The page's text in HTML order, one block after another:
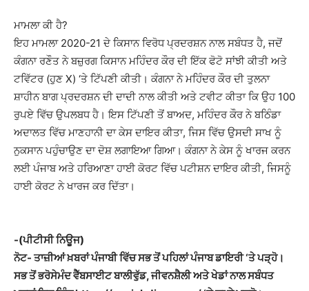
ਮਾਮਲਾ ਕੀ ਹੈ?
ਇਹ ਮਾਮਲਾ 2020-21 ਦੇ ਕਿਸਾਨ ਵਿਰੋਧ ਪ੍ਰਦਰਸ਼ਨ ਨਾਲ ਸਬੰਧਤ ਹੈ, ਜਦੋਂ
ਕੰਗਨਾ ਰਣੌਤ ਨੇ ਬਜ਼ੁਰਗ ਕਿਸਾਨ ਮਹਿੰਦਰ ਕੌਰ ਦੀ ਇੱਕ ਫੋਟੋ ਸਾਂਝੀ ਕੀਤੀ ਅਤੇ
ਟਵਿੱਟਰ (ਹੁਣ X) ‘ਤੇ ਟਿੱਪਣੀ ਕੀਤੀ। ਕੰਗਨਾ ਨੇ ਮਹਿੰਦਰ ਕੌਰ ਦੀ ਤੁਲਨਾ
ਸ਼ਾਹੀਨ ਬਾਗ ਪ੍ਰਦਰਸ਼ਨ ਦੀ ਦਾਦੀ ਨਾਲ ਕੀਤੀ ਅਤੇ ਟਵੀਟ ਕੀਤਾ ਕਿ ਉਹ 100
ਰੁਪਏ ਵਿੱਚ ਉਪਲਬਧ ਹੈ। ਇਸ ਟਿੱਪਣੀ ਤੋਂ ਬਾਅਦ, ਮਹਿੰਦਰ ਕੌਰ ਨੇ ਬਠਿੰਡਾ
ਅਦਾਲਤ ਵਿੱਚ ਮਾਣਹਾਨੀ ਦਾ ਕੇਸ ਦਾਇਰ ਕੀਤਾ, ਜਿਸ ਵਿੱਚ ਉਸਦੀ ਸਾਖ ਨੂੰ
ਨੁਕਸਾਨ ਪਹੁੰਚਾਉਣ ਦਾ ਦੋਸ਼ ਲਗਾਇਆ ਗਿਆ। ਕੰਗਨਾ ਨੇ ਕੇਸ ਨੂੰ ਖਾਰਜ ਕਰਨ
ਲਈ ਪੰਜਾਬ ਅਤੇ ਹਰਿਆਣਾ ਹਾਈ ਕੋਰਟ ਵਿੱਚ ਪਟੀਸ਼ਨ ਦਾਇਰ ਕੀਤੀ, ਜਿਸਨੂੰ
ਹਾਈ ਕੋਰਟ ਨੇ ਖਾਰਜ ਕਰ ਦਿੱਤਾ।
-(ਪੀਟੀਸੀ ਨਿਊਜ)
ਨੋਟ- ਤਾਜ਼ੀਆਂ ਖ਼ਬਰਾਂ ਪੰਜਾਬੀ ਵਿੱਚ ਸਭ ਤੋਂ ਪਹਿਲਾਂ ਪੰਜਾਬ ਡਾਇਰੀ ‘ਤੇ ਪੜ੍ਹੋ।
ਸਭ ਤੋਂ ਭਰੋਸੇਮੰਦ ਵੈੱਬਸਾਈਟ ਬਾਲੀਵੁੱਡ, ਜੀਵਨਸ਼ੈਲੀ ਅਤੇ ਖੇਡਾਂ ਨਾਲ ਸਬੰਧਤ